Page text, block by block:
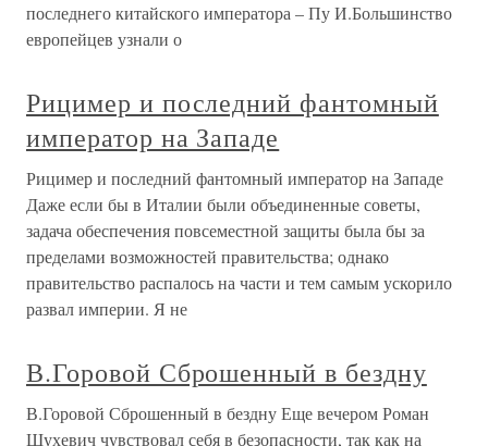
последнего китайского императора – Пу И.Большинство
европейцев узнали о
Рицимер и последний фантомный
император на Западе
Рицимер и последний фантомный император на Западе
Даже если бы в Италии были объединенные советы,
задача обеспечения повсеместной защиты была бы за
пределами возможностей правительства; однако
правительство распалось на части и тем самым ускорило
развал империи. Я не
В.Горовой Сброшенный в бездну
В.Горовой Сброшенный в бездну Еще вечером Роман
Шухевич чувствовал себя в безопасности, так как на